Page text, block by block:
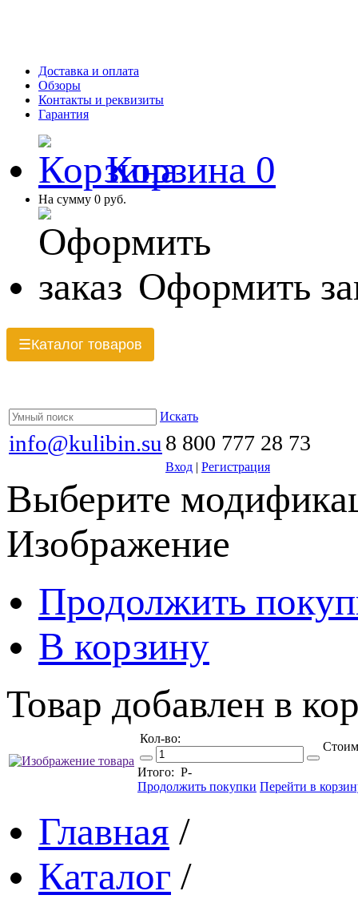
Доставка и оплата
Обзоры
Контакты и реквизиты
Гарантия
Корзина 0
На сумму 0 руб.
Оформить
☰Каталог товаров
Искать
info@kulibin.su 8 800 777 28 73
Вход | Регистрация
Выберите
Изображение
Продолжить
В корзину
Товар добавлен в
Кол-во:
Итого: Р-
Продолжить покупки Перейти в
Главная /
Каталог /